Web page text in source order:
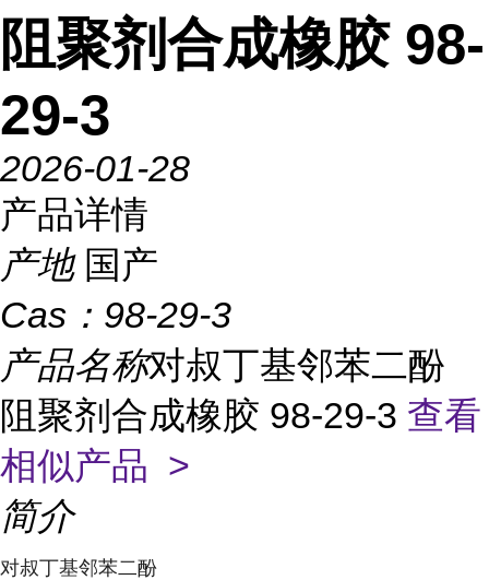
阻聚剂合成橡胶 98-
29-3
2026-01-28
产品详情
产地 国产
Cas： 98-29-3
产品名称对叔丁基邻苯二酚
阻聚剂合成橡胶 98-29-3 查看
相似产品 >
简介
对叔丁基邻苯二酚